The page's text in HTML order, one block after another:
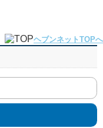
ヘブンネットTOPへ